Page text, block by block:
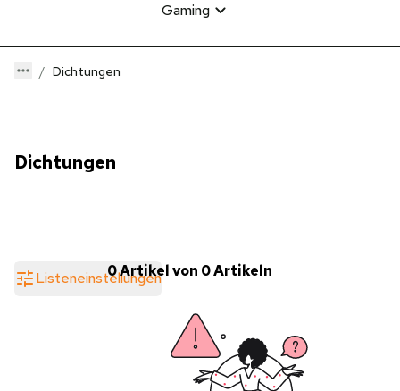
Gaming
Dichtungen
Dichtungen
Listeneinstellungen0 Artikel von 0 Artikeln